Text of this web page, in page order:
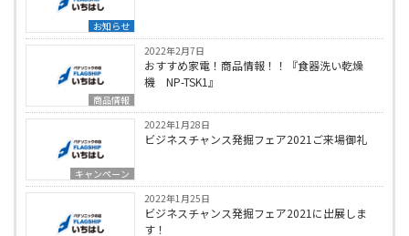
お知らせ
商品情報
2022年2月7日
おすすめ家電！商品情報！！『食器洗い乾燥
機 NP-TSK1』
キャンペーン
2022年1月28日
ビジネスチャンス発掘フェア2021ご来場御礼
2022年1月25日
ビジネスチャンス発掘フェア2021に出展しま
す！